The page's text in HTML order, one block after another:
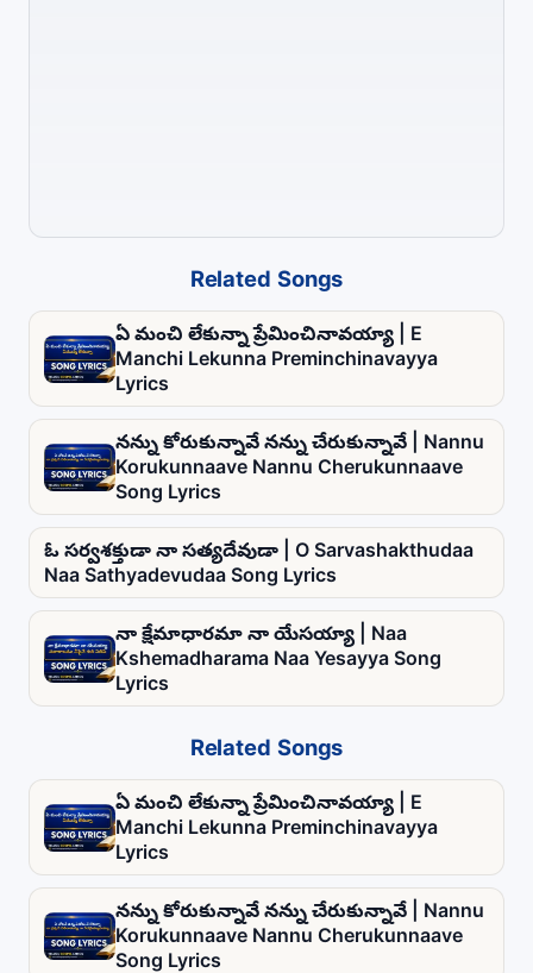
Related Songs
ఏ మంచి లేకున్నా ప్రేమించినావయ్యా | E
Manchi Lekunna Preminchinavayya
Lyrics
నన్ను కోరుకున్నావే నన్ను చేరుకున్నావే | Nannu
Korukunnaave Nannu Cherukunnaave
Song Lyrics
ఓ సర్వశక్తుడా నా సత్యదేవుడా | O Sarvashakthudaa
Naa Sathyadevudaa Song Lyrics
నా క్షేమాధారమా నా యేసయ్యా | Naa
Kshemadharama Naa Yesayya Song
Lyrics
Related Songs
ఏ మంచి లేకున్నా ప్రేమించినావయ్యా | E
Manchi Lekunna Preminchinavayya
Lyrics
నన్ను కోరుకున్నావే నన్ను చేరుకున్నావే | Nannu
Korukunnaave Nannu Cherukunnaave
Song Lyrics